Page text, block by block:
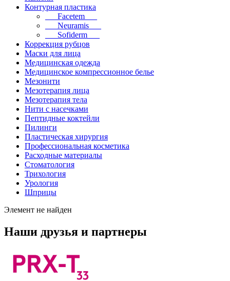
Контурная пластика
___Facetem___
___Neuramis___
___Sofiderm___
Коррекция рубцов
Маски для лица
Медицинская одежда
Медицинское компрессионное белье
Мезонити
Мезотерапия лица
Мезотерапия тела
Нити с насечками
Пептидные коктейли
Пилинги
Пластическая хирургия
Профессиональная косметика
Расходные материалы
Стоматология
Трихология
Урология
Шприцы
Элемент не найден
Наши друзья и партнеры